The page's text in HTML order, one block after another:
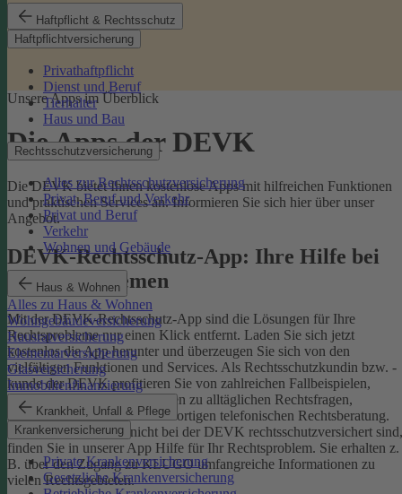
Haftpflicht & Rechtsschutz
Haftpflichtversicherung
Privathaftpflicht
Dienst und Beruf
Tierhalter
Haus und Bau
Rechtsschutzversicherung
Alles zur Rechtsschutzversicherung
Privat, Beruf und Verkehr
Privat und Beruf
Verkehr
Wohnen und Gebäude
Haus & Wohnen
Alles zu Haus & Wohnen
Wohngebäudeversicherung
Hausratversicherung
Elementarversicherung
Glasversicherung
Immobilienfinanzierung
Krankheit, Unfall & Pflege
Krankenversicherung
Private Krankenversicherung
Gesetzliche Krankenversicherung
Unsere Apps im Überblick
Die Apps der DEVK
Die DEVK bietet Ihnen kostenlose Apps mit hilfreichen Funktionen
und praktischen Services an. Informieren Sie sich hier über unser
Angebot.
DEVK-Rechtsschutz-App: Ihre Hilfe bei
Rechtsproblemen
Mit der DEVK-Rechtsschutz-App sind die Lösungen für Ihre
Rechtsprobleme nur einen Klick entfernt. Laden Sie sich jetzt
kostenlos die App herunter und überzeugen Sie sich von den
vielfältigen Funktionen und Services. Als Rechtsschutzkundin bzw. -
kunde der DEVK profitieren Sie von zahlreichen Fallbeispielen,
informativen Ratgeberbeiträgen zu alltäglichen Rechtsfragen,
Musterverträgen und einer sofortigen telefonischen Rechtsberatung.
Aber auch, wenn Sie nicht bei der DEVK rechtsschutzversichert sind,
finden Sie in unserer App Hilfe für Ihr Rechtsproblem. Sie erhalten z.
B. über den Zugang zu KLUGO umfangreiche Informationen zu
vielen Rechtsgebieten.